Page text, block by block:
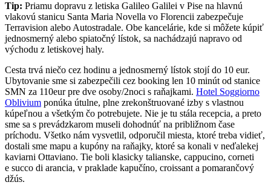
Tip: Priamu dopravu z letiska Galileo Galilei v Pise na hlavnú
vlakovú stanicu Santa Maria Novella vo Florencii zabezpečuje
Terravision alebo Autostradale. Obe kancelárie, kde si môžete kúpiť
jednosmerný alebo spiatočný lístok, sa nachádzajú napravo od
východu z letiskovej haly.
Cesta trvá niečo cez hodinu a jednosmerný lístok stojí do 10 eur.
Ubytovanie sme si zabezpečili cez booking len 10 minút od stanice
SMN za 110eur pre dve osoby/2noci s raňajkami. Hotel Soggiorno
Oblivium ponúka útulne, plne zrekonštruované izby s vlastnou
kúpeľnou a všetkým čo potrebujete. Nie je tu stála recepcia, a preto
sme sa s prevádzkarom museli dohodnúť na približnom čase
príchodu. Všetko nám vysvetlil, odporučil miesta, ktoré treba vidieť,
dostali sme mapu a kupóny na raňajky, ktoré sa konali v neďalekej
kaviarni Ottaviano. Tie boli klasicky talianske, cappucino, corneti
e succo di arancia, v praklade kapučíno, croissant a pomarančový
džús.